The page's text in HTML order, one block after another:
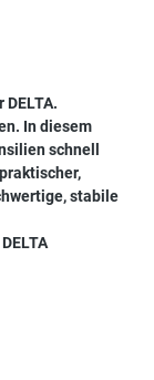
In diesem
schnell
stabile